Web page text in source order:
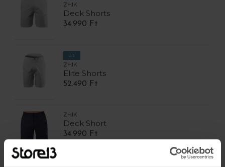
ZHIK
Deck Shorts
34.990 Ft
ÚJ
ZHIK
Elite Shorts
52.490 Ft
ZHIK
Deck Short
34.990 Ft